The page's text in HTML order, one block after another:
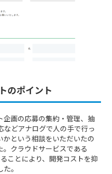
のポイント
企画の応募の集約・管理、抽
どアナログで人の手で行っ
かという相談をいただいたの
クラウドサービスである
ことにより、開発コストを抑
。